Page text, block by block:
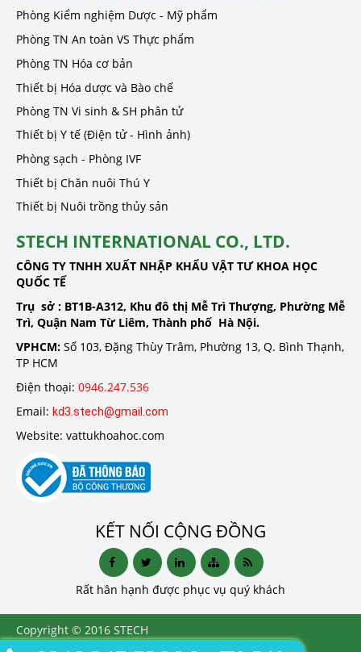
Phòng Kiểm nghiệm Dược - Mỹ phẩm
Phòng TN An toàn VS Thực phẩm
Phòng TN Hóa cơ bản
Thiết bị Hóa dược và Bào chế
Phòng TN Vi sinh & SH phân tử
Thiết bị Y tế (Điện tử - Hình ảnh)
Phòng sạch - Phòng IVF
Thiết bị Chăn nuôi Thú Y
Thiết bị Nuôi trồng thủy sản
STECH INTERNATIONAL CO., LTD.
CÔNG TY TNHH XUẤT NHẬP KHẨU VẬT TƯ KHOA HỌC
QUỐC TẾ
Trụ sở : BT1B-A312, Khu đô thị Mễ Trì Thượng, Phường Mễ
Trì, Quận Nam Từ Liêm, Thành phố Hà Nội.
VPHCM: Số 103, Đặng Thùy Trâm, Phường 13, Q. Bình Thạnh,
TP HCM
Điện thoại: 0946.247.536
Email: kd3.stech@gmail.com
Website: vattukhoahoc.com
KẾT NỐI CỘNG ĐỒNG
Rất hân hạnh được phục vụ quý khách
Copyright © 2016 STECH